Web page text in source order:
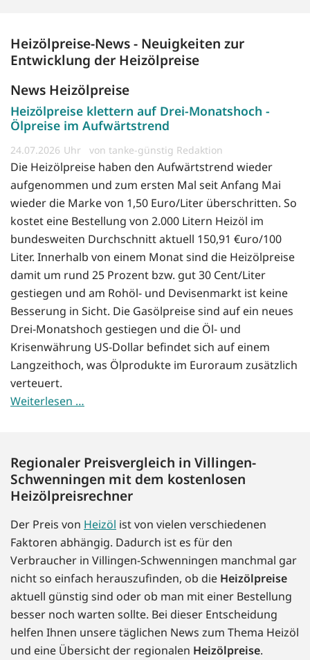
Heizölpreise-News - Neuigkeiten zur
Entwicklung der Heizölpreise
News Heizölpreise
Heizölpreise klettern auf Drei-Monatshoch -
Ölpreise im Aufwärtstrend
24.07.2026 von tanke-günstig Redaktion
Die Heizölpreise haben den Aufwärtstrend wieder
aufgenommen und zum ersten Mal seit Anfang Mai
wieder die Marke von 1,50 Euro/Liter überschritten. So
kostet eine Bestellung von 2.000 Litern Heizöl im
bundesweiten Durchschnitt aktuell 150,91 €uro/100
Liter. Innerhalb von einem Monat sind die Heizölpreise
damit um rund 25 Prozent bzw. gut 30 Cent/Liter
gestiegen und am Rohöl- und Devisenmarkt ist keine
Besserung in Sicht. Die Gasölpreise sind auf ein neues
Drei-Monatshoch gestiegen und die Öl- und
Krisenwährung US-Dollar befindet sich auf einem
Langzeithoch, was Ölprodukte im Euroraum zusätzlich
verteuert.
Weiterlesen …
Regionaler Preisvergleich in Villingen-
Schwenningen mit dem kostenlosen
Heizölpreisrechner
Der Preis von Heizöl ist von vielen verschiedenen
Faktoren abhängig. Dadurch ist es für den
Verbraucher in Villingen-Schwenningen manchmal gar
nicht so einfach herauszufinden, ob die Heizölpreise
aktuell günstig sind oder ob man mit einer Bestellung
besser noch warten sollte. Bei dieser Entscheidung
helfen Ihnen unsere täglichen News zum Thema Heizöl
und eine Übersicht der regionalen Heizölpreise.